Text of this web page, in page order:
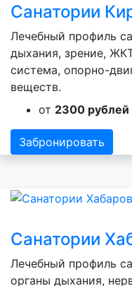
Санатории
Лечебный профиль
дыхания, зрение,
система, опорно-
веществ.
от 2300 рублей
Забронировать
Санатории
Лечебный профиль
органы дыхания,